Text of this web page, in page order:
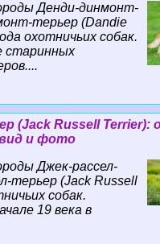
Денди-динмонт-
терьер (Dandie
охотничьих собак.
старинных
(Jack Russell Terrier):
и фото
Джек-рассел-
терьер (Jack Russell
собак.
19 века в